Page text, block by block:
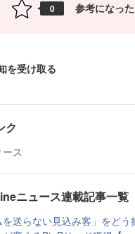
0 参考になった
を受け取る
ク
ス
ニュース連載記事一覧
を送らない見込み客」をど